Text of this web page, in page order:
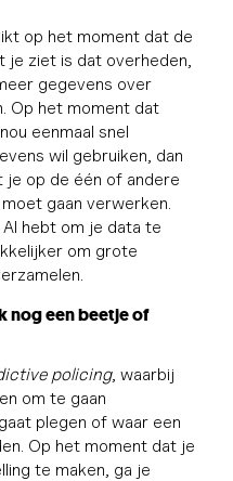
op het moment dat de
je ziet is dat overheden,
gegevens over
Op het moment dat
eenmaal snel
wil gebruiken, dan
op de één of andere
gaan verwerken.
hebt om je data te
om grote
nog een beetje of
policing, waarbij
om te gaan
plegen of waar een
Op het moment dat je
te maken, ga je